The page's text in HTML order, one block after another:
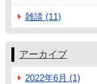
雑談 (11)
アーカイブ
2022年6月 (1)